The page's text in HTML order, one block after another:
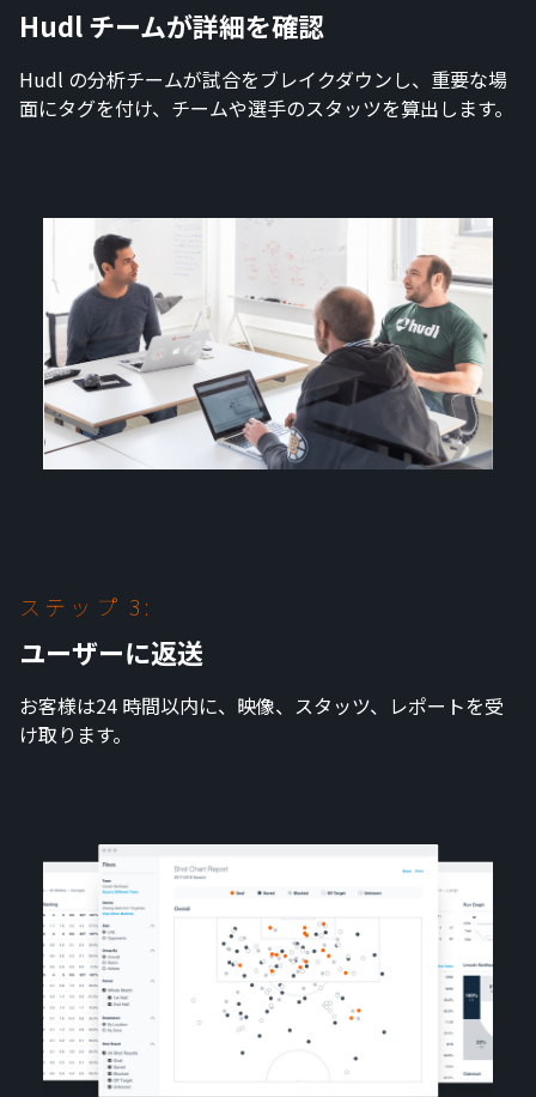
Hudl チームが詳細を確認
Hudl の分析チームが試合をブレイクダウンし、重要な場
面にタグを付け、チームや選手のスタッツを算出します。
ステップ 3:
ユーザーに返送
お客様は24 時間以内に、映像、スタッツ、レポートを受
け取ります。